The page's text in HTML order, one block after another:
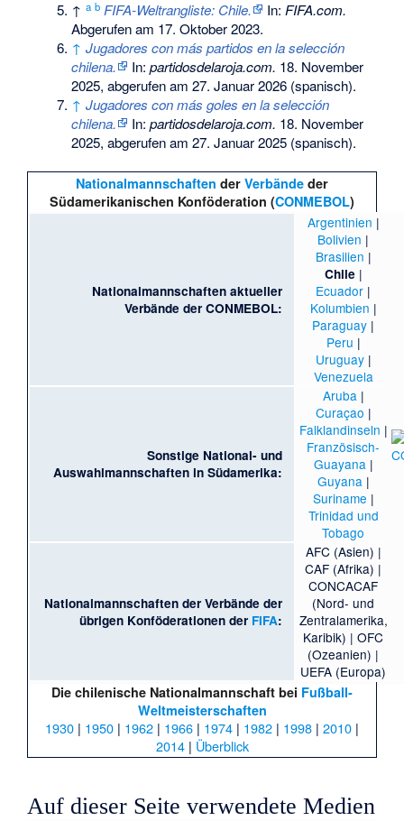
↑a b FIFA-Weltrangliste: Chile. In:FIFA.com.
Abgerufen am 17. Oktober 2023.
↑ Jugadores con más partidos en la selección
chilena.
In:partidosdelaroja.com. 18. November
2025, abgerufen am 27. Januar 2026 (spanisch).
↑ Jugadores con más goles en la selección
chilena.
In:partidosdelaroja.com. 18. November
2025, abgerufen am 27. Januar 2025 (spanisch).
Nationalmannschaften der Verbände der
Südamerikanischen Konföderation (CONMEBOL)
Nationalmannschaften aktueller
Verbände der CONMEBOL:
Argentinien |
Bolivien |
Brasilien |
Chile|
Ecuador |
Kolumbien |
Paraguay |
Peru |
Uruguay|
Venezuela
Sonstige National- und
Auswahlmannschaften in Südamerika:
Aruba |
Curaçao |
Falklandinseln |
Französisch-
Guayana |
Guyana |
Suriname |
Trinidad und
Tobago
Nationalmannschaften der Verbände der
übrigen Konföderationen der FIFA:
AFC(Asien) |
CAF (Afrika) |
CONCACAF
(Nord- und
Zentralamerika,
Karibik) |OFC
(Ozeanien) |
UEFA (Europa)
Die chilenische Nationalmannschaft bei Fußball-
Weltmeisterschaften
1930 | 1950 | 1962 | 1966 | 1974 | 1982 | 1998 | 2010 |
2014| Überblick
Auf dieser Seite verwendete Medien